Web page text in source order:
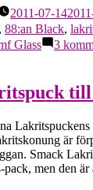
2011-07-14
, 88:an Black,
Glass 3
är
Smack
pack, men den